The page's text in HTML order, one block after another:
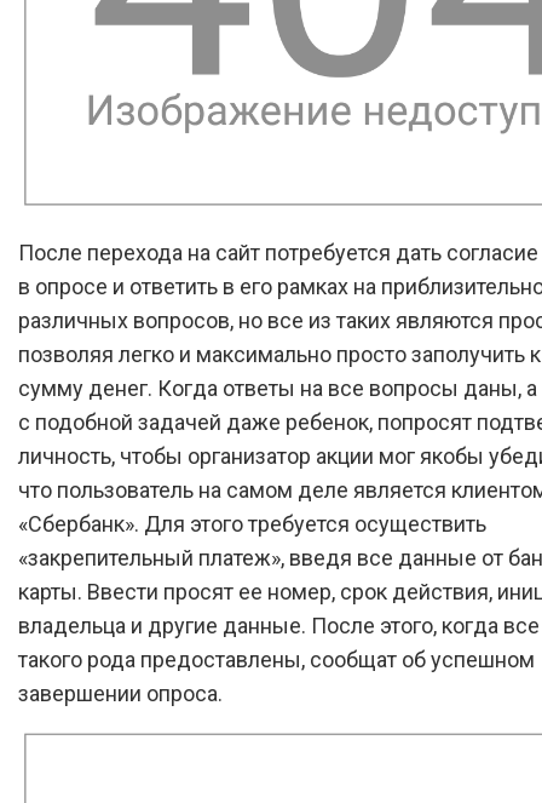
После перехода на сайт потребуется дать
в опросе и ответить в его рамках на
различных вопросов, но все из таких являются
позволяя легко и максимально просто заполучить
сумму денег. Когда ответы на все вопросы даны, а
с подобной задачей даже ребенок, попросят
личность, чтобы организатор акции мог якобы
что пользователь на самом деле является
«Сбербанк». Для этого требуется осуществить
«закрепительный платеж», введя все данные от
карты. Ввести просят ее номер, срок действия,
владельца и другие данные. После этого, когда
такого рода предоставлены, сообщат об успешном
завершении опроса.